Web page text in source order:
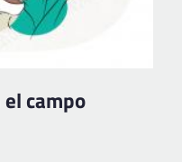
campo